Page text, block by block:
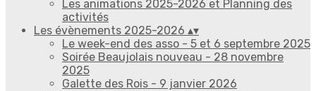
Les animations 2025-2026 et Planning des
activités
Les évènements 2025-2026 ▴▾
Le week-end des asso - 5 et 6 septembre 2025
Soirée Beaujolais nouveau - 28 novembre
2025
Galette des Rois - 9 janvier 2026